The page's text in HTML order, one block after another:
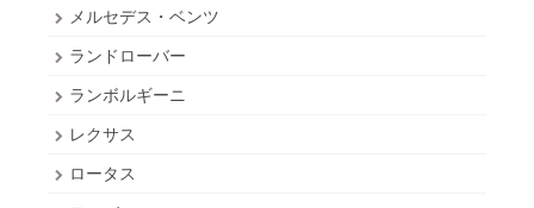
メルセデス・ベンツ
ランドローバー
ランボルギーニ
レクサス
ロータス